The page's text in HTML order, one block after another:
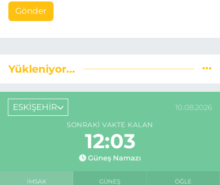
Gönder
Yükleniyor...
ESKİŞEHİR 10.08.2026
SONRAKI VAKTE KALAN
12:03
Güneş Namazı
İMSAK GÜNEŞ ÖĞLE